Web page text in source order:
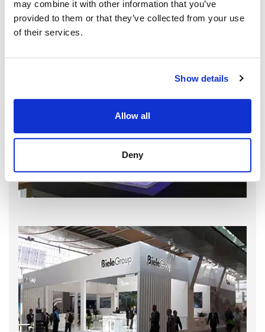
may combine it with other information that you’ve
provided to them or that they’ve collected from your use
of their services.
Show details
Allow all
Deny